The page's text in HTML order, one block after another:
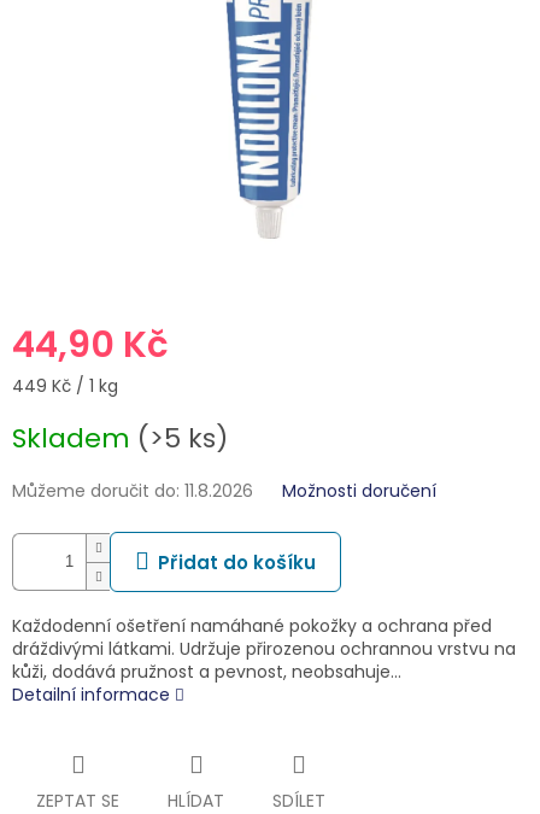
44,90 Kč
Měrná
449 Kč / 1 kg
Skladem (>5 ks)
Můžeme doručit do: 11.8.2026 Možnosti doručení
Přidat do košíku
Každodenní ošetření namáhané pokožky a ochrana před
dráždivými látkami. Udržuje přirozenou ochrannou vrstvu na
kůži, dodává pružnost a pevnost, neobsahuje…
Detailní informace
ZEPTAT SE HLÍDAT SDÍLET